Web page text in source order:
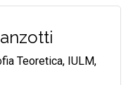
Teoretica, IULM,